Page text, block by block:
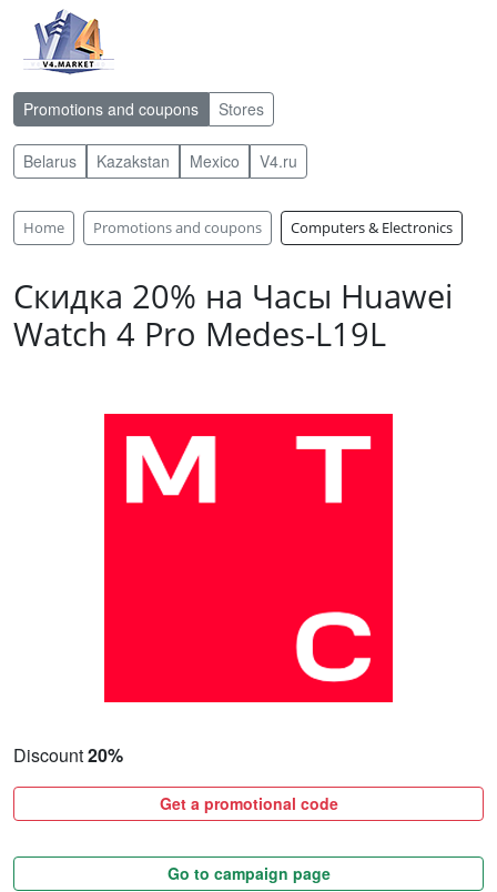
Promotions and coupons Stores
Belarus Kazakstan Mexico V4.ru
Home Promotions and coupons Computers & Electronics
Скидка 20% на Часы Huawei
Watch 4 Pro Medes-L19L
Discount20%
Get a promotional code
Go to campaign page